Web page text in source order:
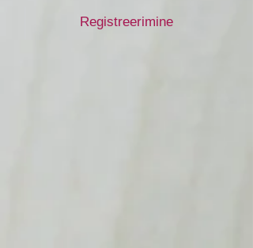
Registreerimine